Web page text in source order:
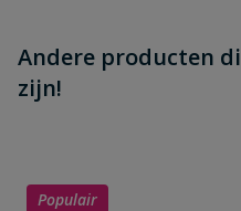
Andere producten
zijn!
Populair